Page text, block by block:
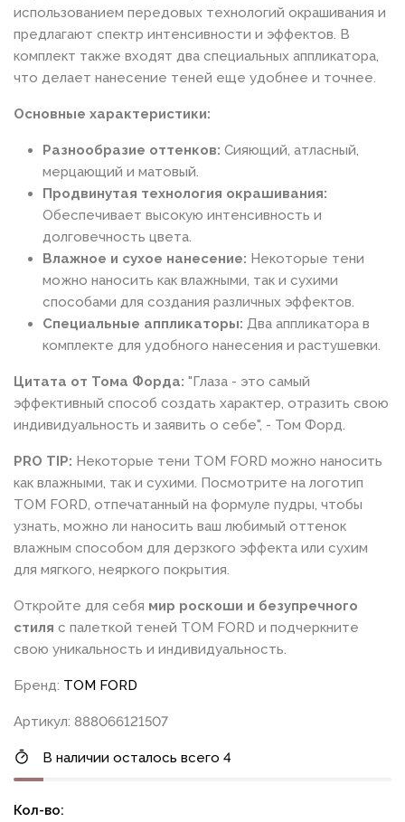
использованием передовых технологий окрашивания и
предлагают спектр интенсивности и эффектов. В
комплект также входят два специальных аппликатора,
что делает нанесение теней еще удобнее и точнее.
Основные характеристики:
Разнообразие оттенков: Сияющий, атласный,
мерцающий и матовый.
Продвинутая технология окрашивания:
Обеспечивает высокую интенсивность и
долговечность цвета.
Влажное и сухое нанесение: Некоторые тени
можно наносить как влажными, так и сухими
способами для создания различных эффектов.
Специальные аппликаторы: Два аппликатора в
комплекте для удобного нанесения и растушевки.
Цитата от Тома Форда: "Глаза - это самый
эффективный способ создать характер, отразить свою
индивидуальность и заявить о себе", - Том Форд.
PRO TIP: Некоторые тени TOM FORD можно наносить
как влажными, так и сухими. Посмотрите на логотип
TOM FORD, отпечатанный на формуле пудры, чтобы
узнать, можно ли наносить ваш любимый оттенок
влажным способом для дерзкого эффекта или сухим
для мягкого, неяркого покрытия.
Откройте для себя мир роскоши и безупречного
стиля с палеткой теней TOM FORD и подчеркните
свою уникальность и индивидуальность.
Бренд: TOM FORD
Артикул: 888066121507
В наличии осталось всего 4
Кол-во: